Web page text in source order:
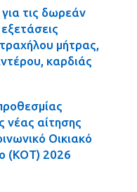
για τις δωρεάν
εξετάσεις
μήτρας,
καρδιάς
νέας αίτησης
Οικιακό
(ΚΟΤ) 2026